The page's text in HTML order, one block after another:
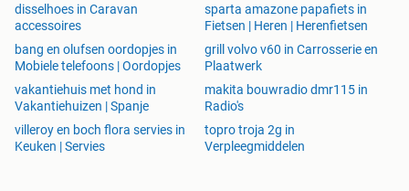
disselhoes in Caravan
accessoires
sparta amazone papafiets in
Fietsen | Heren | Herenfietsen
bang en olufsen oordopjes in
Mobiele telefoons | Oordopjes
grill volvo v60 in Carrosserie en
Plaatwerk
vakantiehuis met hond in
Vakantiehuizen | Spanje
makita bouwradio dmr115 in
Radio's
villeroy en boch flora servies in
Keuken | Servies
topro troja 2g in
Verpleegmiddelen